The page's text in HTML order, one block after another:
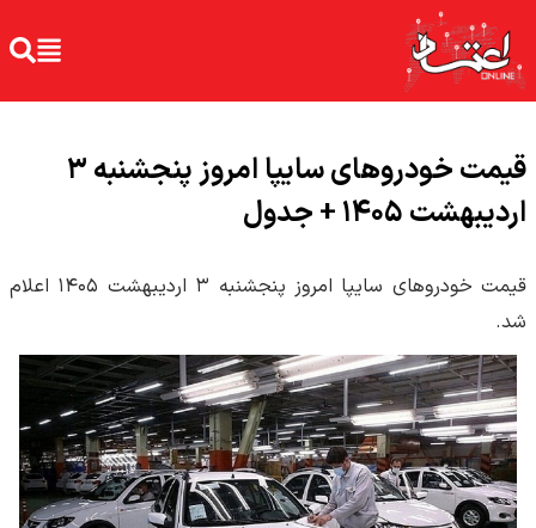
قیمت خودرو‌های سایپا امروز پنجشنبه ۳
اردیبهشت ۱۴۰۵ + جدول
قیمت خودرو‌های سایپا امروز پنجشنبه ۳ اردیبهشت ۱۴۰۵ اعلام
شد.